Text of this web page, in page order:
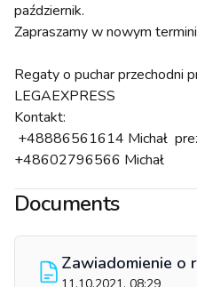
październik.
Zapraszamy w nowym
Regaty o puchar przechodni
LEGAEXPRESS
Kontakt:
+48886561614 Michał
+48602796566 Michał
Documents
Zawiadomienie o